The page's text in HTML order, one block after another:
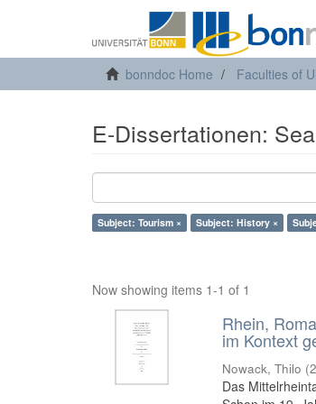
bonndoc Home Faculties of
E-Dissertationen:
Subject: Tourism × Subject: History ×
Now showing items 1-1 of 1
Rhein,
im Kontext
Nowack, Thilo (
Das